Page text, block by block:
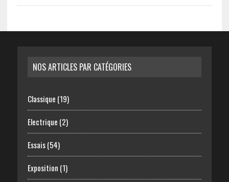
NOS ARTICLES PAR CATÉGORIES
Classique (19)
Electrique (2)
Essais(54)
Exposition (1)